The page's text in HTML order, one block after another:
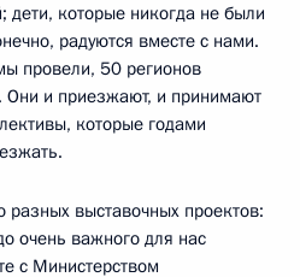
дети, которые никогда не были
радуются вместе с нами.
провели, 50 регионов
Они и приезжают, и принимают
которые годами
выставочных проектов:
очень важного для нас
с Министерством